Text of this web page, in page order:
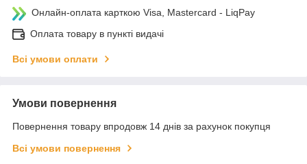
Онлайн-оплата карткою Visa, Mastercard - LiqPay
Оплата товару в пункті видачі
Всі умови оплати
Умови повернення
Повернення товару впродовж 14 днів за рахунок покупця
Всі умови повернення